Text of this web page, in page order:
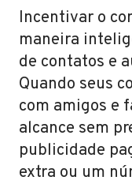
Incentivar o
maneira
de contatos e
Quando seus
com amigos e
alcance sem
publicidade
extra ou um